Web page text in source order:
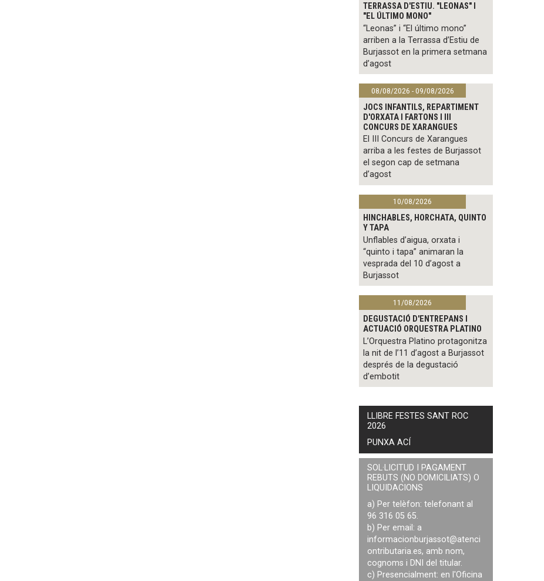
TERRASSA D'ESTIU. "LEONAS" I
"EL ÚLTIMO MONO"
“Leonas” i “El último mono”
arriben a la Terrassa d’Estiu de
Burjassot en la primera setmana
d’agost
08/08/2026 - 09/08/2026
JOCS INFANTILS, REPARTIMENT
D'ORXATA I FARTONS I III
CONCURS DE XARANGUES
El III Concurs de Xarangues
arriba a les festes de Burjassot
el segon cap de setmana
d’agost
10/08/2026
HINCHABLES, HORCHATA, QUINTO
Y TAPA
Unflables d’aigua, orxata i
“quinto i tapa” animaran la
vesprada del 10 d’agost a
Burjassot
11/08/2026
DEGUSTACIÓ D'ENTREPANS I
ACTUACIÓ ORQUESTRA PLATINO
L’Orquestra Platino protagonitza
la nit de l’11 d’agost a Burjassot
després de la degustació
d’embotit
LLIBRE FESTES SANT ROC
2026
PUNXA ACÍ
SOL·LICITUD I PAGAMENT
REBUTS (NO DOMICILIATS) O
LIQUIDACIONS
a) Per telèfon: telefonant al
96 316 05 65.
b) Per email: a
informacionburjassot@atenci
ontributaria.es, amb nom,
cognoms i DNI del titular.
c) Presencialment: en l'Oficina